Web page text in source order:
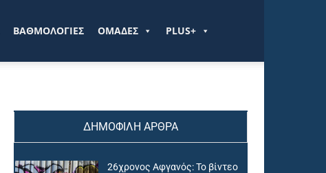
ΒΑΘΜΟΛΟΓΙΕΣ ΟΜΑΔΕΣ PLUS+
ΔΗΜΟΦΙΛΗ ΑΡΘΡΑ
26χρονος Αφγανός: Το βίντεο